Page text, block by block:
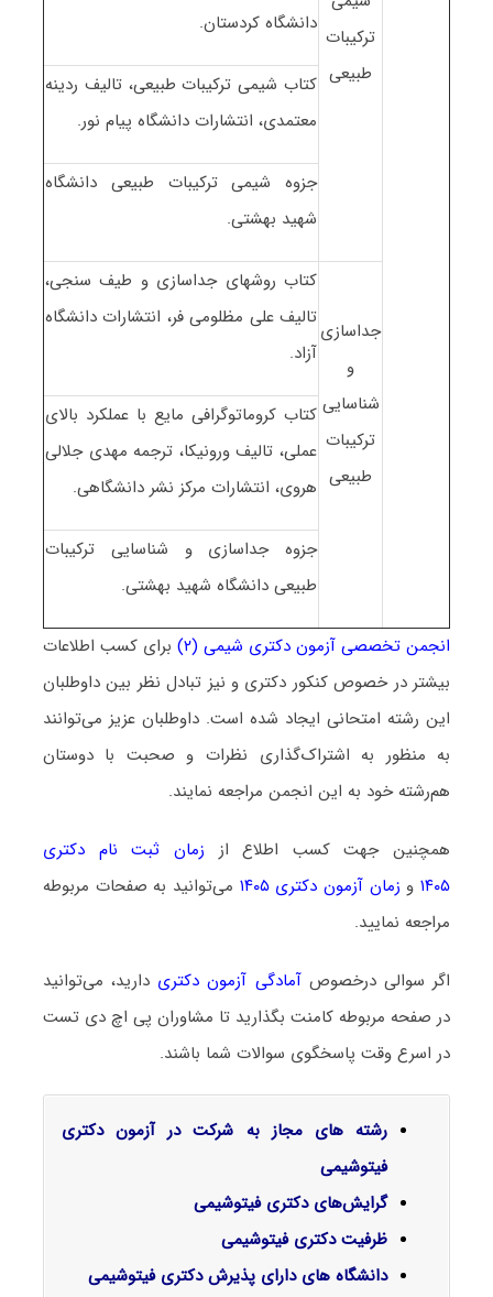
ترکیبات
طبیعی
دانشگاه کردستان.
کتاب شیمی ترکیبات طبیعی، تالیف ردینه
معتمدی، انتشارات دانشگاه پیام نور.
جزوه شیمی ترکیبات طبیعی دانشگاه
شهید بهشتی.
جداسازی
و
شناسایی
ترکیبات
طبیعی
کتاب روشهای جداسازی و طیف سنجی،
تالیف علی مظلومی فر، انتشارات دانشگاه
آزاد.
کتاب کروماتوگرافی مایع با عملکرد بالای
عملی، تالیف ورونیکا، ترجمه مهدی جلالی
هروی، انتشارات مرکز نشر دانشگاهی.
جزوه جداسازی و شناسایی ترکیبات
طبیعی دانشگاه شهید بهشتی.
انجمن تخصصی آزمون دکتری شیمی (۲)
برای کسب اطلاعات
بیشتر در خصوص کنکور دکتری و نیز تبادل نظر بین داوطلبان
این رشته امتحانی ایجاد شده است. داوطلبان عزیز می‌توانند
به منظور به اشتراک‌گذاری نظرات و صحبت با دوستان
هم‌رشته خود به این انجمن مراجعه نمایند.
همچنین جهت کسب اطلاع از زمان ثبت نام دکتری
۱۴۰۵ و زمان آزمون دکتری ۱۴۰۵
می‌توانید به صفحات مربوطه
مراجعه نمایید.
اگر سوالی درخصوصآمادگی آزمون دکتری دارید، می‌توانید
در صفحه مربوطه کامنت بگذارید تا مشاوران پی اچ دی تست
در اسرع وقت پاسخگوی سوالات شما باشند.
رشته های مجاز به شرکت در آزمون دکتری
فیتوشیمی
گرایش‌های دکتری فیتوشیمی
ظرفیت دکتری فیتوشیمی
دانشگاه های دارای پذیرش دکتری فیتوشیمی